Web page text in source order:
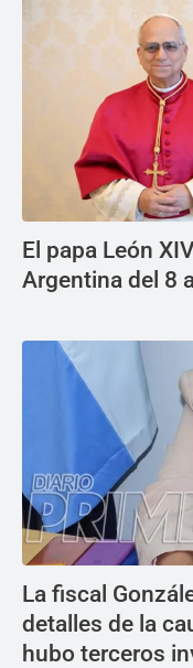
El papa León
Argentina del 8
La fiscal
detalles de la
hubo terceros